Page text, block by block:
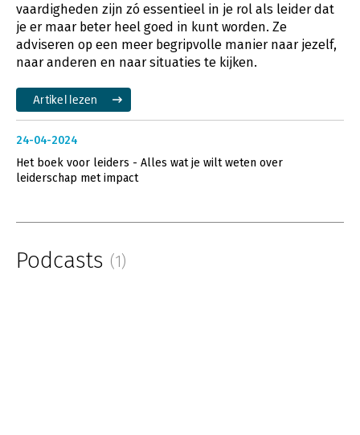
vaardigheden zijn zó essentieel in je rol als leider dat
je er maar beter heel goed in kunt worden. Ze
adviseren op een meer begripvolle manier naar jezelf,
naar anderen en naar situaties te kijken.
Artikel lezen
24-04-2024
Het boek voor leiders - Alles wat je wilt weten over
leiderschap met impact
Podcasts (1)